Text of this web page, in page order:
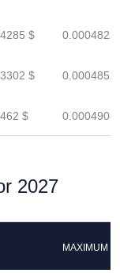
$
$
$
2027
MAXIMUM